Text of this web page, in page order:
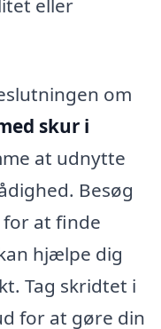
eller
om
skur i
at udnytte
Besøg
at finde
hjælpe dig
Tag skridtet i
for at gøre din